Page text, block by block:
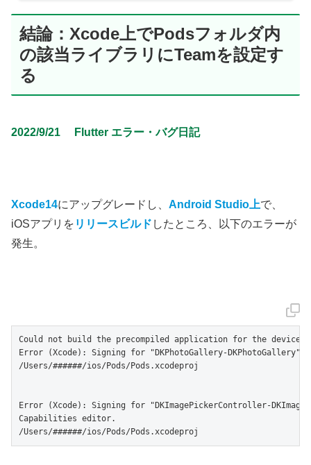
結論：Xcode上でPodsフォルダ内
の該当ライブラリにTeamを設定す
る
2022/9/21 Flutter エラー・バグ日記
Xcode14にアップグレードし、 Android Studio上で、
iOSアプリを リリースビルド したところ、以下のエラーが
発生。
Could not build the precompiled application for the device.
Error (Xcode): Signing for "DKPhotoGallery-
/Users/######/ios/Pods/Pods.xcodeproj
Error (Xcode): Signing for "DKImagePickerController-
Capabilities editor.